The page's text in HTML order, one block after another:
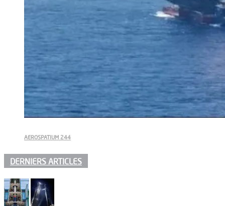
AEROSPATIUM 244
DERNIERS ARTICLES